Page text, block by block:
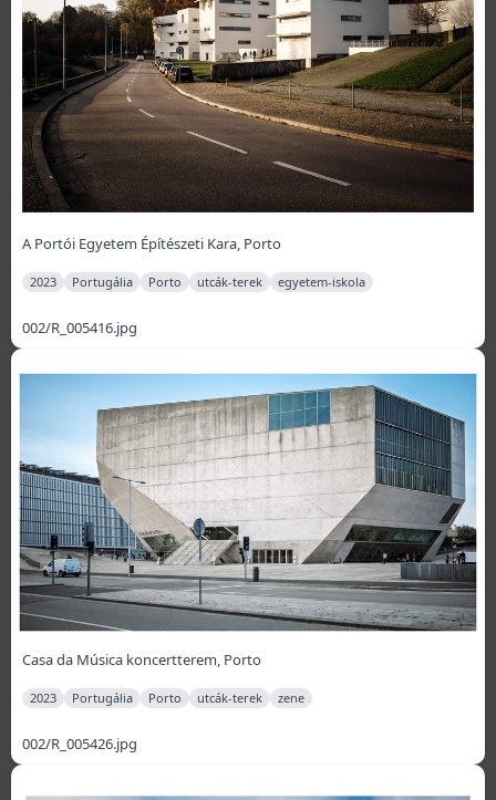
A Portói Egyetem Építészeti Kara, Porto
2023 Portugália Porto utcák-terek egyetem-iskola
002/R_005416.jpg
Casa da Música koncertterem, Porto
2023 Portugália Porto utcák-terek zene
002/R_005426.jpg